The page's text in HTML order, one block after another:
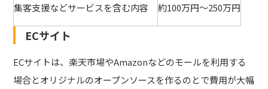
集客支援などサービスを含む内容 約100万円～250万円
ECサイト
ECサイトは、楽天市場やAmazonなどのモールを利用する
場合とオリジナルのオープンソースを作るのとで費用が大幅